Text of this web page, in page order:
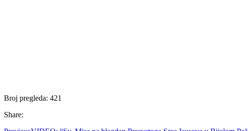
Broj pregleda: 421
Share: